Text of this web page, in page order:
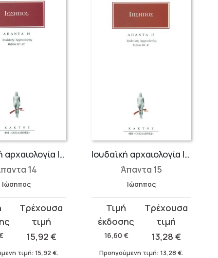
Ιουδαϊκή αρχαιολογία ΙΖ΄-ΙΗ΄
14
Ιώσηπος
15,92 €
τιμή: 15,92 €.
Ιουδαϊκή αρχαιολογία ΙΘ΄-Κ΄
Άπαντα 15
Ιώσηπος
16,60 €
Original
price
was:
16,60 €.
13,28 €
τρέχουσα
τιμή
είναι:
Προηγούμενη τιμή: 13,28 €.